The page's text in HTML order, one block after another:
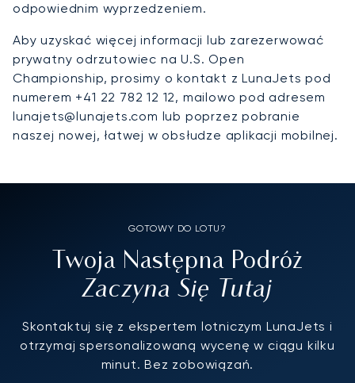
odpowiednim wyprzedzeniem.
Aby uzyskać więcej informacji lub zarezerwować
prywatny odrzutowiec na U.S. Open
Championship, prosimy o kontakt z LunaJets pod
numerem +41 22 782 12 12, mailowo pod adresem
lunajets@lunajets.com lub poprzez pobranie
naszej nowej, łatwej w obsłudze aplikacji mobilnej.
GOTOWY DO LOTU?
Twoja Następna Podróż
Zaczyna Się Tutaj
Skontaktuj się z ekspertem lotniczym LunaJets i
otrzymaj spersonalizowaną wycenę w ciągu kilku
minut. Bez zobowiązań.